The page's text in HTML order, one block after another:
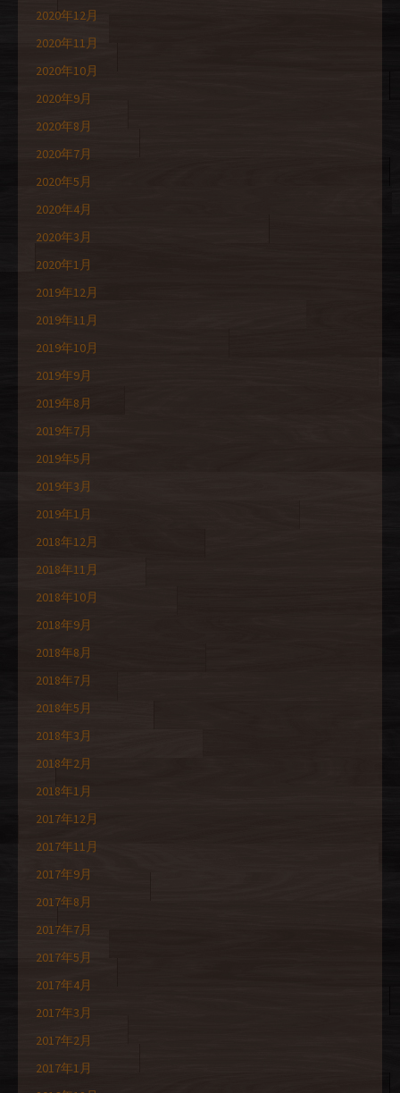
2020年12月
2020年11月
2020年10月
2020年9月
2020年8月
2020年7月
2020年5月
2020年4月
2020年3月
2020年1月
2019年12月
2019年11月
2019年10月
2019年9月
2019年8月
2019年7月
2019年5月
2019年3月
2019年1月
2018年12月
2018年11月
2018年10月
2018年9月
2018年8月
2018年7月
2018年5月
2018年3月
2018年2月
2018年1月
2017年12月
2017年11月
2017年9月
2017年8月
2017年7月
2017年5月
2017年4月
2017年3月
2017年2月
2017年1月